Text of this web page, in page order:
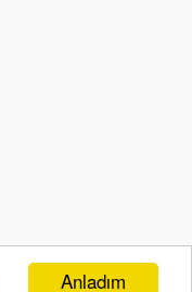
Anladım